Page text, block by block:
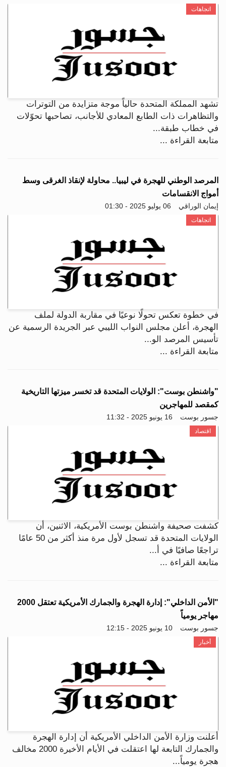
اتجاهات
تشهد المملكة المتحدة حالياً موجة متزايدة من التوترات
والتظاهرات ذات الطابع المعادي للأجانب، تصاحبها تحوّلات
في خطاب طبقة...
متابعة القراءة ...
المرصد الوطني للهجرة في ليبيا.. محاولة لإنقاذ الغرقى وسط
أمواج الانقسامات
إيمان الوراقي 06 يوليو 2025 - 01:30
اتجاهات
في خطوة تعكس تحولًا نوعيًا في مقاربة الدولة لملف
الهجرة، أعلن مجلس النواب الليبي عبر الجريدة الرسمية عن
تأسيس المرصد الو...
متابعة القراءة ...
"واشنطن بوست": الولايات المتحدة قد تخسر ميزتها التاريخية
كمقصد للمهاجرين
جسور بوست 16 يونيو 2025 - 11:32
اقتصاد
كشفت صحيفة واشنطن بوست الأمريكية، الاثنين، أن
الولايات المتحدة قد تسجل لأول مرة منذ أكثر من 50 عامًا
تراجعًا صافيًا في أ...
متابعة القراءة ...
"الأمن الداخلي": إدارة الهجرة والجمارك الأمريكية تعتقل 2000
مهاجر يومياً
جسور بوست 10 يونيو 2025 - 12:15
أخبار
أعلنت وزارة الأمن الداخلي الأمريكية أن إدارة الهجرة
والجمارك التابعة لها اعتقلت في الأيام الأخيرة 2000 مخالف
هجرة يومياً...